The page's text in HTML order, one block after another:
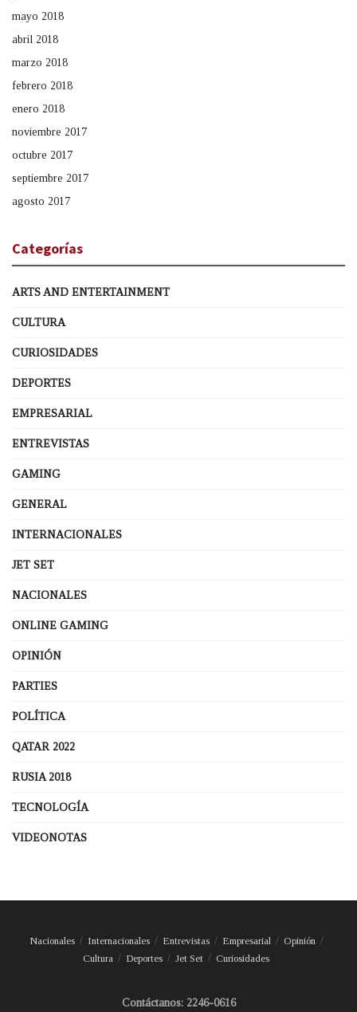
mayo 2018
abril 2018
marzo 2018
febrero 2018
enero 2018
noviembre 2017
octubre 2017
septiembre 2017
agosto 2017
Categorías
ARTS AND ENTERTAINMENT
CULTURA
CURIOSIDADES
DEPORTES
EMPRESARIAL
ENTREVISTAS
GAMING
GENERAL
INTERNACIONALES
JET SET
NACIONALES
ONLINE GAMING
OPINIÓN
PARTIES
POLÍTICA
QATAR 2022
RUSIA 2018
TECNOLOGÍA
VIDEONOTAS
Nacionales Internacionales Entrevistas Empresarial
Opinión
Cultura
Deportes Jet Set Curiosidades
Contáctanos: 2246-0616